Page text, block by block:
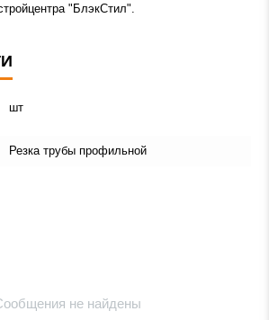
"БлэкСтил".
шт
Резка трубы профильной
не найдены